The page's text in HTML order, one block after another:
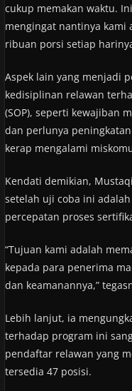
cukup memakan waktu.
mengingat nantinya kami
ribuan porsi setiap
Aspek lain yang menjadi
kedisiplinan relawan
(SOP), seperti kewajiban
dan perlunya
kerap mengalami
Kendati demikian,
setelah uji coba ini
percepatan proses
“Tujuan kami adalah
kepada para penerima
dan keamanannya,”
Lebih lanjut, ia
terhadap program ini
pendaftar relawan yang
tersedia 47 posisi.